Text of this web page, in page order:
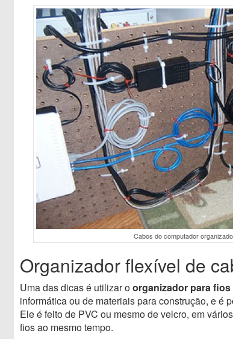
Cabos do computador
Organizador flexível de
Uma das dicas é utilizar oorganizador para
informática ou de materiais para construção, e é
Ele é feito de PVC ou mesmo de velcro, em
fios ao mesmo tempo.